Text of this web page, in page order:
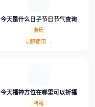
今天是什么日子节日节气查询
黄历
立即使用 →
今天福神方位在哪里可以祈福
祈福